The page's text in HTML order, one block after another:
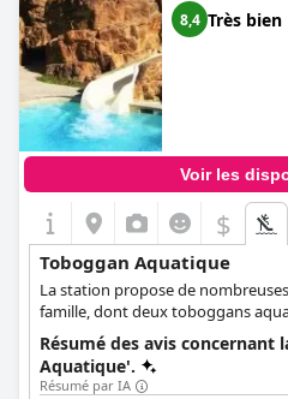
8,4 Très bien
Voir les
$
Toboggan Aquatique
La station propose de
famille, dont deux toboggans
Résumé des avis concernant
Aquatique'.
Résumé par IA